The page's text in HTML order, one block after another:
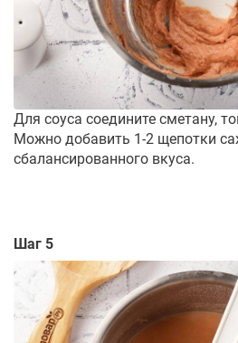
Для соуса соедините сметану,
Можно добавить 1-2 щепотки
сбалансированного вкуса.
Шаг 5